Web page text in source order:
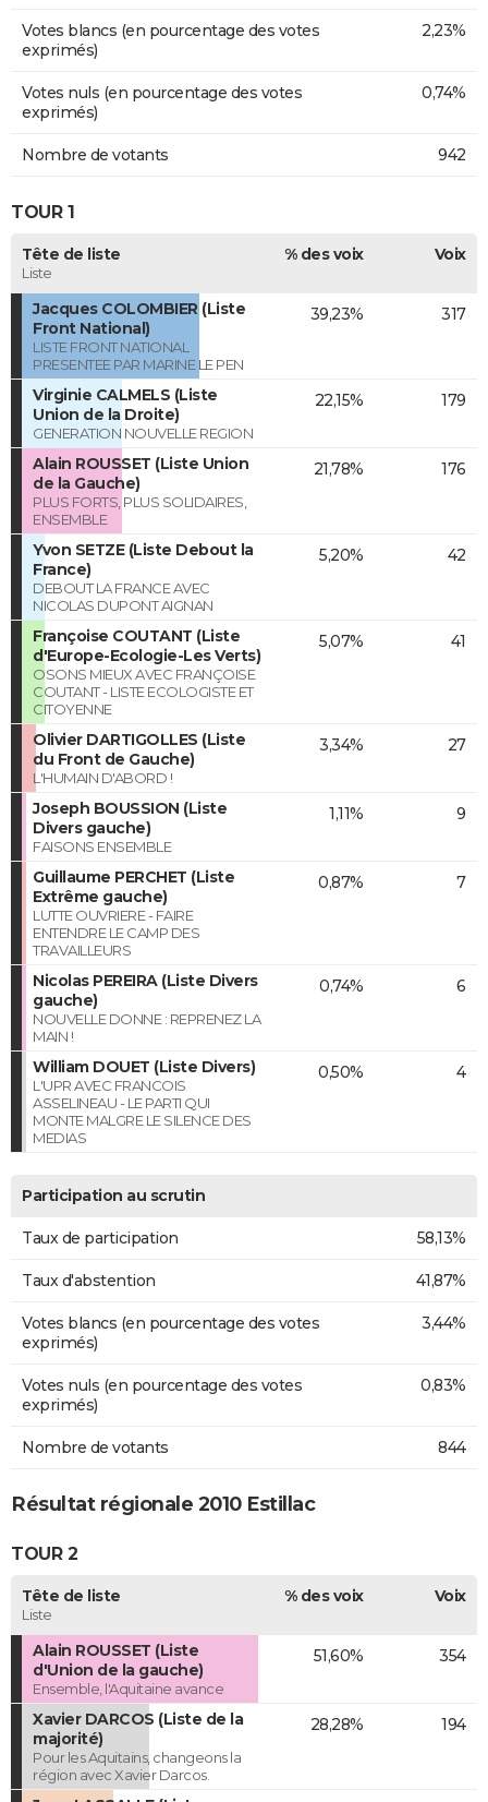
Votes blancs (en pourcentage des votes
exprimés)
2,23%
Votes nuls (en pourcentage des votes
exprimés)
0,74%
Nombre de votants 942
TOUR 1
Tête de liste
Liste
% des voix Voix
Jacques COLOMBIER (Liste
Front National)
LISTE FRONT NATIONAL
PRESENTEE PAR MARINE LE PEN
39,23% 317
Virginie CALMELS (Liste
Union de la Droite)
GENERATION NOUVELLE REGION
22,15% 179
Alain ROUSSET (Liste Union
de la Gauche)
PLUS FORTS, PLUS SOLIDAIRES,
ENSEMBLE
21,78% 176
Yvon SETZE (Liste Debout la
France)
DEBOUT LA FRANCE AVEC
NICOLAS DUPONT AIGNAN
5,20% 42
Françoise COUTANT (Liste
d'Europe-Ecologie-Les Verts)
OSONS MIEUX AVEC FRANÇOISE
COUTANT - LISTE ECOLOGISTE ET
CITOYENNE
5,07% 41
Olivier DARTIGOLLES (Liste
du Front de Gauche)
L'HUMAIN D'ABORD !
3,34% 27
Joseph BOUSSION (Liste
Divers gauche)
FAISONS ENSEMBLE
1,11% 9
Guillaume PERCHET (Liste
Extrême gauche)
LUTTE OUVRIERE - FAIRE
ENTENDRE LE CAMP DES
TRAVAILLEURS
0,87% 7
Nicolas PEREIRA (Liste Divers
gauche)
NOUVELLE DONNE : REPRENEZ LA
MAIN !
0,74% 6
William DOUET (Liste Divers)
L'UPR AVEC FRANCOIS
ASSELINEAU - LE PARTI QUI
MONTE MALGRE LE SILENCE DES
MEDIAS
0,50% 4
Participation au scrutin
Taux de participation 58,13%
Taux d'abstention 41,87%
Votes blancs (en pourcentage des votes
exprimés)
3,44%
Votes nuls (en pourcentage des votes
exprimés)
0,83%
Nombre de votants 844
Résultat régionale 2010 Estillac
TOUR 2
Tête de liste
Liste
% des voix Voix
Alain ROUSSET (Liste
d'Union de la gauche)
Ensemble, l'Aquitaine avance
51,60% 354
Xavier DARCOS (Liste de la
majorité)
Pour les Aquitains, changeons la
région avec Xavier Darcos.
28,28% 194